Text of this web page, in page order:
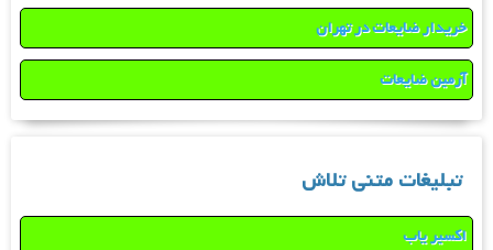
خریدار ضایعات در تهران
آرمین ضایعات
تبلیغات متنی تلاش
اکسیر یاب